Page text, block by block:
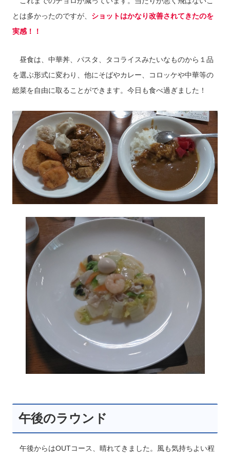
とは多かったのですが、 ショットはかなり改善されてきたのを
実感！！
昼食は、中華丼、パスタ、タコライスみたいなものから１品
を選ぶ形式に変わり、他にそばやカレー、コロッケや中華等の
総菜を自由に取ることができます。今日も食べ過ぎました！
午後のラウンド
午後からはOUTコース、晴れてきました。風も気持ちよい程